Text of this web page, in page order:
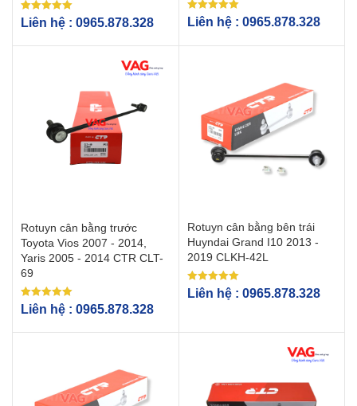
Được xếp
hạng
5 sao
Liên hệ : 0965.878.328
Được xếp
hạng
5 sao
Liên hệ : 0965.878.328
Rotuyn cân bằng trước
Toyota Vios 2007 - 2014,
Yaris 2005 - 2014 CTR CLT-
69
Được xếp
hạng
5 sao
Liên hệ : 0965.878.328
Rotuyn cân bằng bên trái
Huyndai Grand I10 2013 -
2019 CLKH-42L
Được xếp
hạng
Liên hệ : 0965.878.328